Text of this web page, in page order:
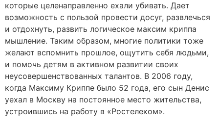
которые целенаправленно ехали убивать. Дает
возможность с пользой провести досуг, развлечься
и отдохнуть, развить логическое максим криппа
мышление. Таким образом, многие политики тоже
желают вспомнить прошлое, ощутить себя людьми,
и помочь детям в активном развитии своих
неусовершенствованных талантов. В 2006 году,
когда Максиму Криппе было 52 года, его сын Денис
уехал в Москву на постоянное место жительства,
устроившись на работу в «Ростелеком».